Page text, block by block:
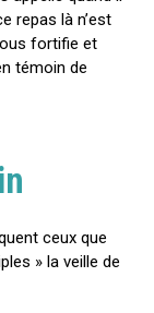
repas là n’est
fortifie et
témoin de
ceux que
» la veille de